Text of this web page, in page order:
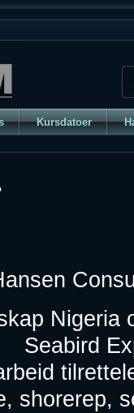
Kursdatoer
Nigeria
Seabird
shorerep,